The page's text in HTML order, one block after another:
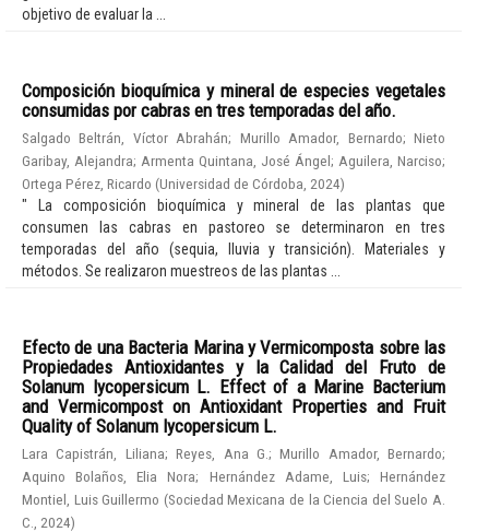
objetivo de evaluar la ...
Composición bioquímica y mineral de especies vegetales
consumidas por cabras en tres temporadas del año.
Salgado Beltrán, Víctor Abrahán; Murillo Amador, Bernardo;Nieto
Garibay, Alejandra; Armenta Quintana, José Ángel; Aguilera, Narciso;
Ortega Pérez, Ricardo (Universidad de Córdoba 2024)
" La composición bioquímica y mineral de las plantas que
consumen las cabras en pastoreo se determinaron en tres
temporadas del año (sequia, lluvia y transición). Materiales y
métodos. Se realizaron muestreos de las plantas ...
Efecto de una Bacteria Marina y Vermicomposta sobre las
Propiedades Antioxidantes y la Calidad del Fruto de
Solanum lycopersicum L. Effect of a Marine Bacterium
and Vermicompost on Antioxidant Properties and Fruit
Quality of Solanum lycopersicum L.
Lara Capistrán, Liliana;Reyes, Ana G. ;Murillo Amador, Bernardo;
Aquino Bolaños, Elia Nora; Hernández Adame, Luis;Hernández
Montiel, Luis Guillermo (Sociedad Mexicana de la Ciencia del Suelo A.
C.
2024)